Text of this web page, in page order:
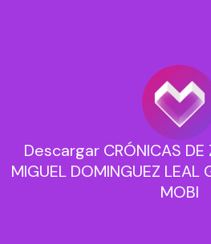
Descargar CRÓNICAS DE
MIGUEL DOMINGUEZ LEAL
MOBI